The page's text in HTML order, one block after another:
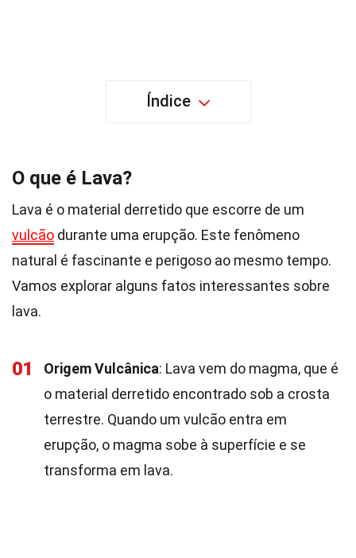
Índice
O que é Lava?
Lava é o material derretido que escorre de um
vulcão durante uma erupção. Este fenômeno
natural é fascinante e perigoso ao mesmo tempo.
Vamos explorar alguns fatos interessantes sobre
lava.
01 Origem Vulcânica: Lava vem do magma, que é
o material derretido encontrado sob a crosta
terrestre. Quando um vulcão entra em
erupção, o magma sobe à superfície e se
transforma em lava.